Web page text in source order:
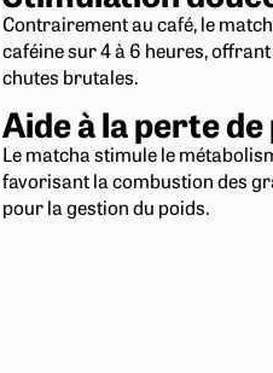
Contrairement au café, le
caféine sur 4 à 6 heures,
chutes brutales.
Aide à la perte
Le matcha stimule le
favorisant la combustion des
pour la gestion du poids.